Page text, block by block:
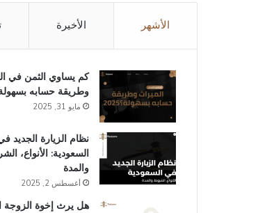
الأشهر الأخيرة
كم يساوي الثمن في
وطريقة حسابه
مايو 31, 2025
نظام الزيارة الجديد
السعودية: الأنواع،
والمدة
أغسطس 2, 2025
هل يرث إخوة الزوجة